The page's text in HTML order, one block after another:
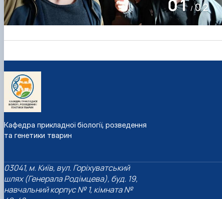
01 / 02
Кафедра прикладної біології, розведення
та генетики тварин
03041, м. Київ, вул. Горіхуватський
шлях (Генерала Родімцева), буд. 19,
навчальний корпус № 1, кімната №